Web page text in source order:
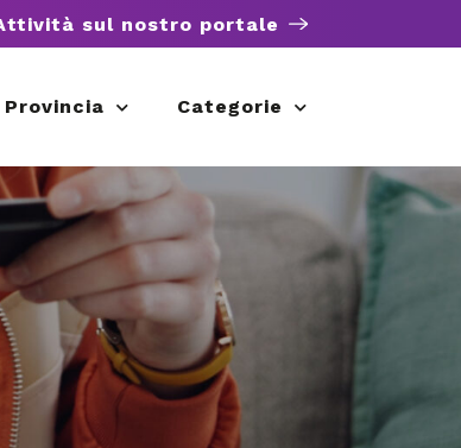
sul nostro portale
Provincia Categorie